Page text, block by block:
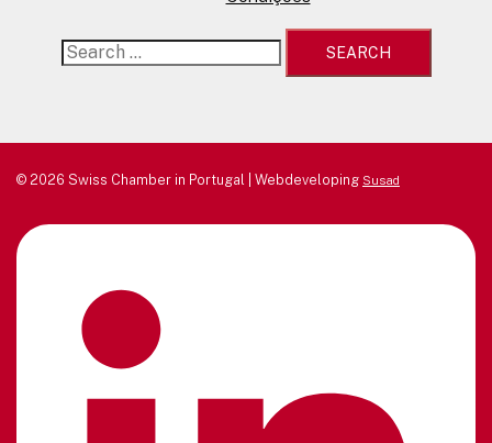
Search
© 2026 Swiss Chamber in Portugal | Webdeveloping Susad